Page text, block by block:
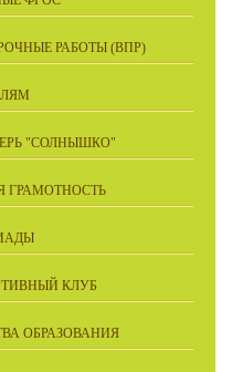
РАБОТЫ (ВПР)
"СОЛНЫШКО"
ГРАМОТНОСТЬ
КЛУБ
ОБРАЗОВАНИЯ